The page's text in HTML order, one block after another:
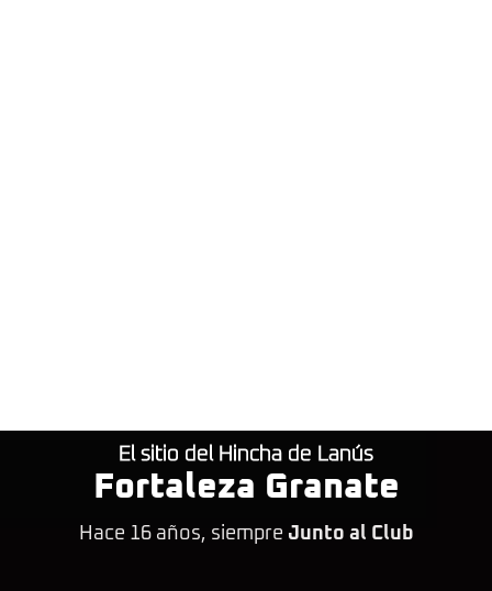
El sitio del Hincha de Lanús
Fortaleza Granate
Hace 16 años, siempre Junto al Club